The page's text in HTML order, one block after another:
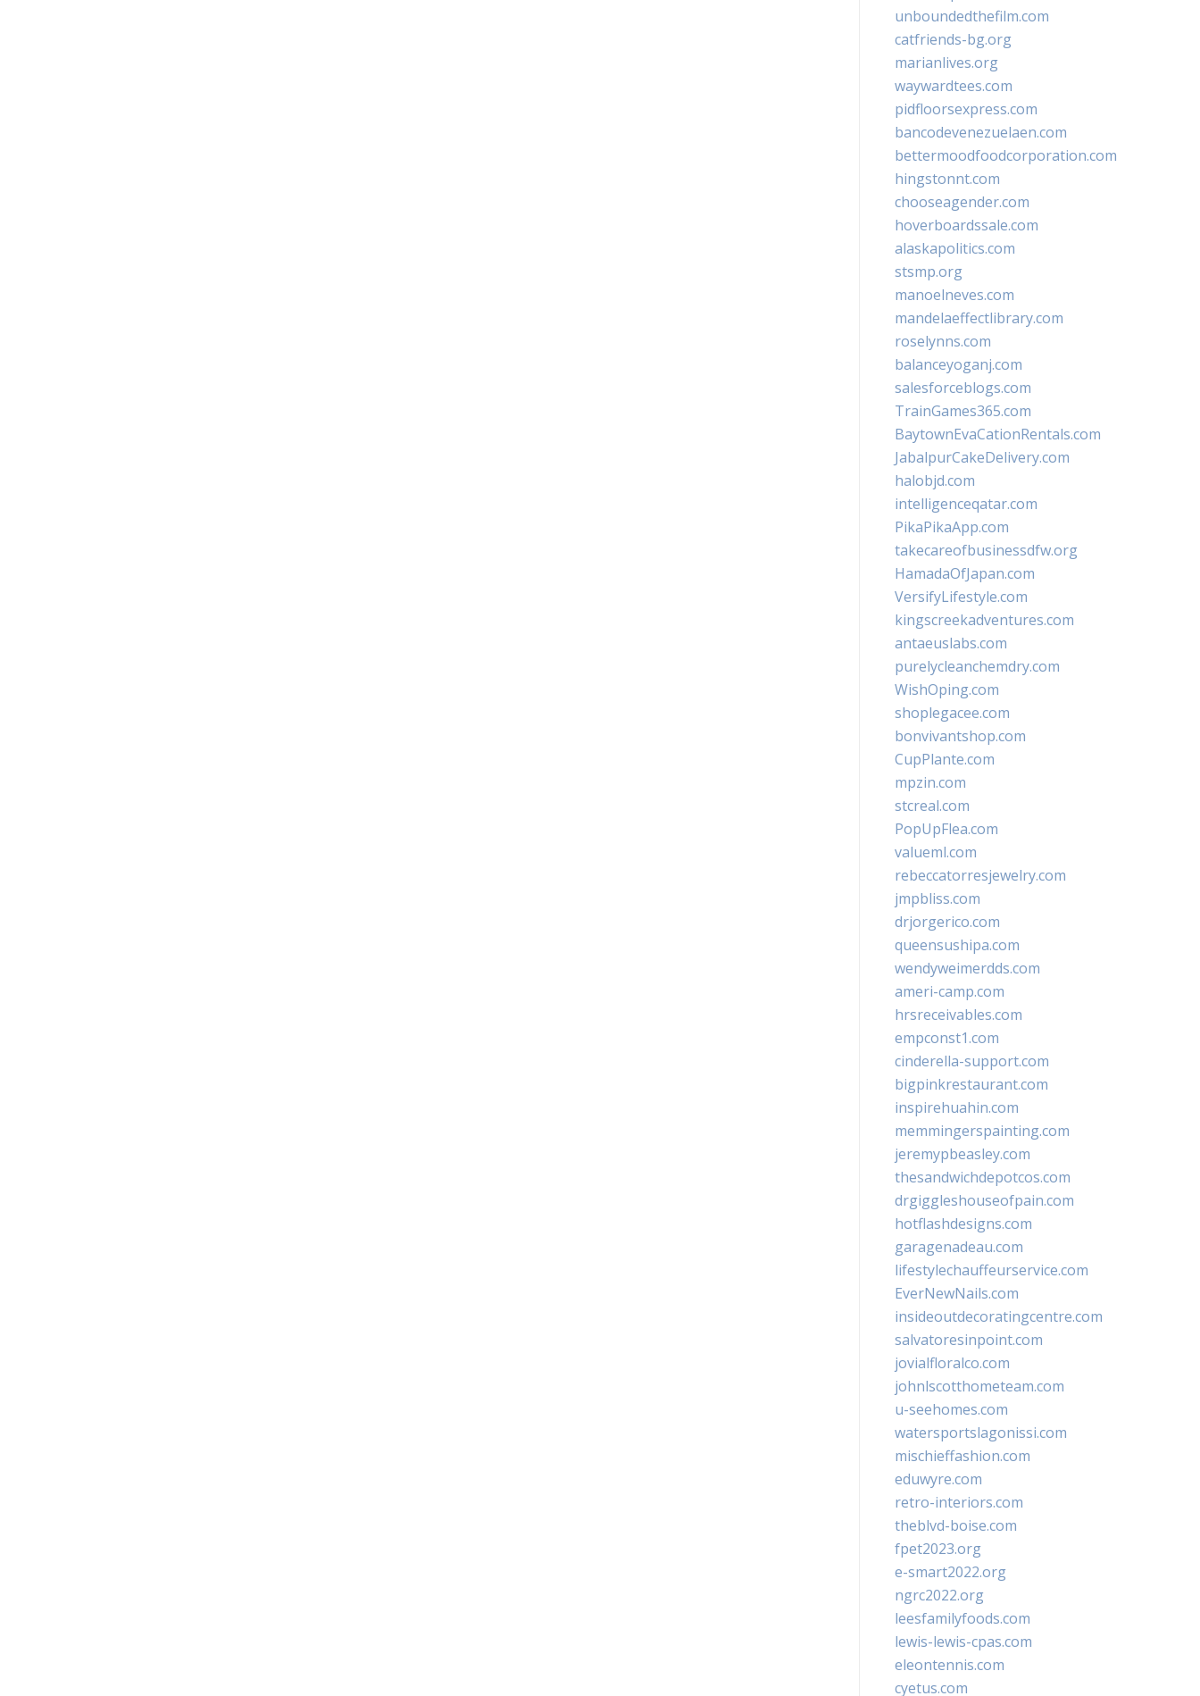
unboundedthefilm.com
catfriends-bg.org
marianlives.org
waywardtees.com
pidfloorsexpress.com
bancodevenezuelaen.com
bettermoodfoodcorporation.com
hingstonnt.com
chooseagender.com
hoverboardssale.com
alaskapolitics.com
stsmp.org
manoelneves.com
mandelaeffectlibrary.com
roselynns.com
balanceyoganj.com
salesforceblogs.com
TrainGames365.com
BaytownEvaCationRentals.com
JabalpurCakeDelivery.com
halobjd.com
intelligenceqatar.com
PikaPikaApp.com
takecareofbusinessdfw.org
HamadaOfJapan.com
VersifyLifestyle.com
kingscreekadventures.com
antaeuslabs.com
purelycleanchemdry.com
WishOping.com
shoplegacee.com
bonvivantshop.com
CupPlante.com
mpzin.com
stcreal.com
PopUpFlea.com
valueml.com
rebeccatorresjewelry.com
jmpbliss.com
drjorgerico.com
queensushipa.com
wendyweimerdds.com
ameri-camp.com
hrsreceivables.com
empconst1.com
cinderella-support.com
bigpinkrestaurant.com
inspirehuahin.com
memmingerspainting.com
jeremypbeasley.com
thesandwichdepotcos.com
drgiggleshouseofpain.com
hotflashdesigns.com
garagenadeau.com
lifestylechauffeurservice.com
EverNewNails.com
insideoutdecoratingcentre.com
salvatoresinpoint.com
jovialfloralco.com
johnlscotthometeam.com
u-seehomes.com
watersportslagonissi.com
mischieffashion.com
eduwyre.com
retro-interiors.com
theblvd-boise.com
fpet2023.org
e-smart2022.org
ngrc2022.org
leesfamilyfoods.com
lewis-lewis-cpas.com
eleontennis.com
cyetus.com